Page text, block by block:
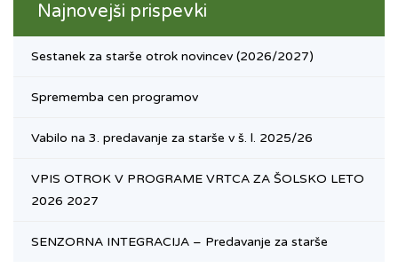
Najnovejši prispevki
Sestanek za starše otrok novincev (2026/2027)
Sprememba cen programov
Vabilo na 3. predavanje za starše v š. l. 2025/26
VPIS OTROK V PROGRAME VRTCA ZA ŠOLSKO LETO
2026 2027
SENZORNA INTEGRACIJA – Predavanje za starše